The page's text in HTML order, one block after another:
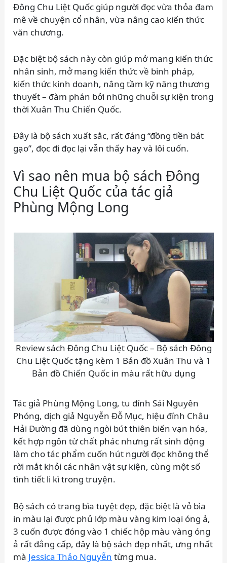
Đông Chu Liệt Quốc giúp người đọc vừa thỏa đam
mê về chuyện cổ nhân, vừa nâng cao kiến thức
văn chương.
Đặc biệt bộ sách này còn giúp mở mang kiến thức
nhân sinh, mở mang kiến thức về binh pháp,
kiến thức kinh doanh, nâng tầm kỹ năng thương
thuyết – đàm phán bởi những chuỗi sự kiện trong
thời Xuân Thu Chiến Quốc.
Đây là bộ sách xuất sắc, rất đáng “đồng tiền bát
gạo”, đọc đi đọc lại vẫn thấy hay và lôi cuốn.
Vì sao nên mua bộ sách Đông
Chu Liệt Quốc của tác giả
Phùng Mộng Long
Review sách Đông Chu Liệt Quốc – Bộ sách Đông
Chu Liệt Quốc tặng kèm 1 Bản đồ Xuân Thu và 1
Bản đồ Chiến Quốc in màu rất hữu dụng
Tác giả Phùng Mộng Long, tu đính Sái Nguyên
Phóng, dịch giả Nguyễn Đỗ Mục, hiệu đính Châu
Hải Đường đã dùng ngòi bút thiên biến vạn hóa,
kết hợp ngôn từ chất phác nhưng rất sinh động
làm cho tác phẩm cuốn hút người đọc không thể
rời mắt khỏi các nhân vật sự kiện, cùng một số
tình tiết li kì trong truyện.
Bộ sách có trang bìa tuyệt đẹp, đặc biệt là vỏ bìa
in màu lại được phủ lớp màu vàng kim loại óng ả,
3 cuốn được đóng vào 1 chiếc hộp màu vàng óng
ả rất đẳng cấp, đây là bộ sách đẹp nhất, ưng nhất
mà Jessica Thảo Nguyễn từng mua.